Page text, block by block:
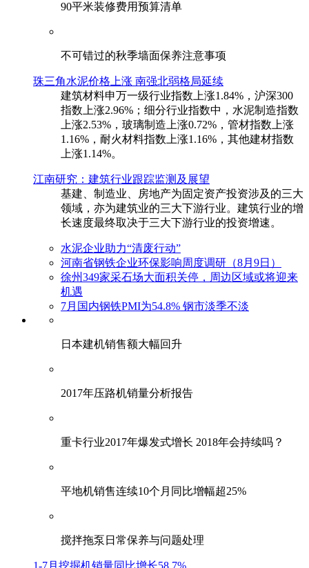
90平米装修费用预算清单
不可错过的秋季墙面保养注意事项
珠三角水泥价格上涨 南强北弱格局延续
建筑材料申万一级行业指数上涨1.84%，沪深300
指数上涨2.96%；细分行业指数中，水泥制造指数
上涨2.53%，玻璃制造上涨0.72%，管材指数上涨
1.16%，耐火材料指数上涨1.16%，其他建材指数
上涨1.14%。
江南研究：建筑行业跟踪监测及展望
基建、制造业、房地产为固定资产投资涉及的三大
领域，亦为建筑业的三大下游行业。建筑行业的增
长速度最终取决于三大下游行业的投资增速。
水泥企业助力“清废行动”
河南省钢铁企业环保影响周度调研（8月9日）
徐州349家采石场大面积关停，周边区域或将迎来
机遇
7月国内钢铁PMI为54.8% 钢市淡季不淡
日本建机销售额大幅回升
2017年压路机销量分析报告
重卡行业2017年爆发式增长 2018年会持续吗？
平地机销售连续10个月同比增幅超25%
搅拌拖泵日常保养与问题处理